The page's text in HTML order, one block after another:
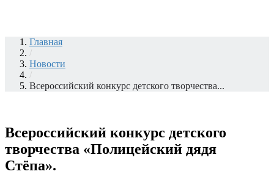
Главная
/
Новости
/
Всероссийский конкурс детского творчества...
Всероссийский конкурс детского
творчества «Полицейский дядя
Стёпа».